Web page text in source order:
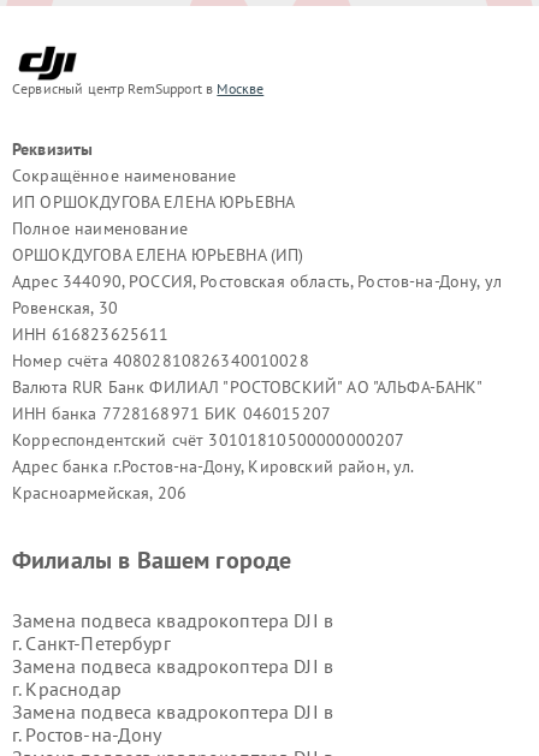
Сервисный центр RemSupport в Москве
Реквизиты
Сокращённое наименование
ИП ОРШОКДУГОВА ЕЛЕНА ЮРЬЕВНА
Полное наименование
ОРШОКДУГОВА ЕЛЕНА ЮРЬЕВНА (ИП)
Адрес 344090, РОССИЯ, Ростовская область, Ростов-на-Дону, ул
Ровенская, 30
ИНН 616823625611
Номер счёта 40802810826340010028
Валюта RUR Банк ФИЛИАЛ "РОСТОВСКИЙ" АО "АЛЬФА-БАНК"
ИНН банка 7728168971 БИК 046015207
Корреспондентский счёт 30101810500000000207
Адрес банка г.Ростов-на-Дону, Кировский район, ул.
Красноармейская, 206
Филиалы в Вашем городе
Замена подвеса квадрокоптера DJI в
г. Санкт-Петербург
Замена подвеса квадрокоптера DJI в
г. Краснодар
Замена подвеса квадрокоптера DJI в
г. Ростов-на-Дону